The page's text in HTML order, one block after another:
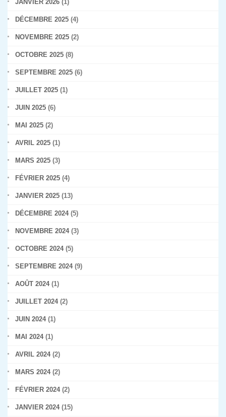
JANVIER 2026 (1)
DÉCEMBRE 2025 (4)
NOVEMBRE 2025 (2)
OCTOBRE 2025 (8)
SEPTEMBRE 2025 (6)
JUILLET 2025 (1)
JUIN 2025 (6)
MAI 2025 (2)
AVRIL 2025 (1)
MARS 2025 (3)
FÉVRIER 2025 (4)
JANVIER 2025 (13)
DÉCEMBRE 2024(5)
NOVEMBRE 2024(3)
OCTOBRE 2024(5)
SEPTEMBRE 2024(9)
AOÛT 2024(1)
JUILLET 2024(2)
JUIN 2024(1)
MAI 2024(1)
AVRIL 2024(2)
MARS 2024(2)
FÉVRIER 2024(2)
JANVIER 2024(15)